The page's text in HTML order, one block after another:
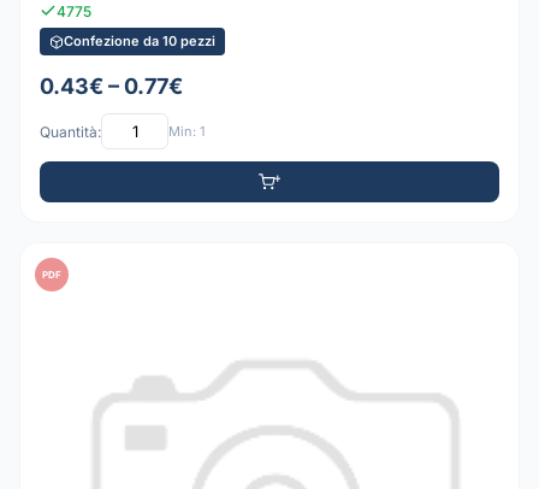
4775
Confezione da 10 pezzi
0.43€ – 0.77€
Quantità: Min: 1
PDF